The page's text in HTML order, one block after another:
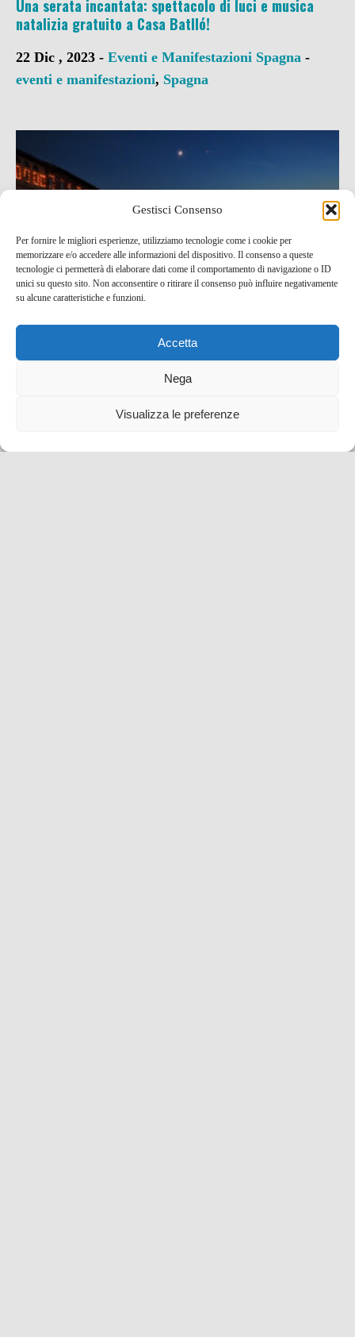
Gestisci Consenso
Per fornire le migliori esperienze, utilizziamo tecnologie come i cookie per
memorizzare e/o accedere alle informazioni del dispositivo. Il consenso a queste
tecnologie ci permetterà di elaborare dati come il comportamento di navigazione o ID
unici su questo sito. Non acconsentire o ritirare il consenso può influire negativamente
su alcune caratteristiche e funzioni.
Accetta
Nega
Visualizza le preferenze
Una serata incantata: spettacolo di luci e musica
natalizia gratuito a Casa Batlló!
22 Dic , 2023 - Eventi e Manifestazioni Spagna -
eventi e manifestazioni, Spagna
La Luminara di San Ranieri a Pisa, evento imperdibile
Toscana Eventi e Manifestazioni